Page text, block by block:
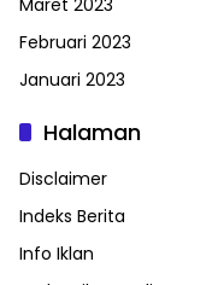
Februari 2023
Januari 2023
Halaman
Disclaimer
Indeks Berita
Info Iklan